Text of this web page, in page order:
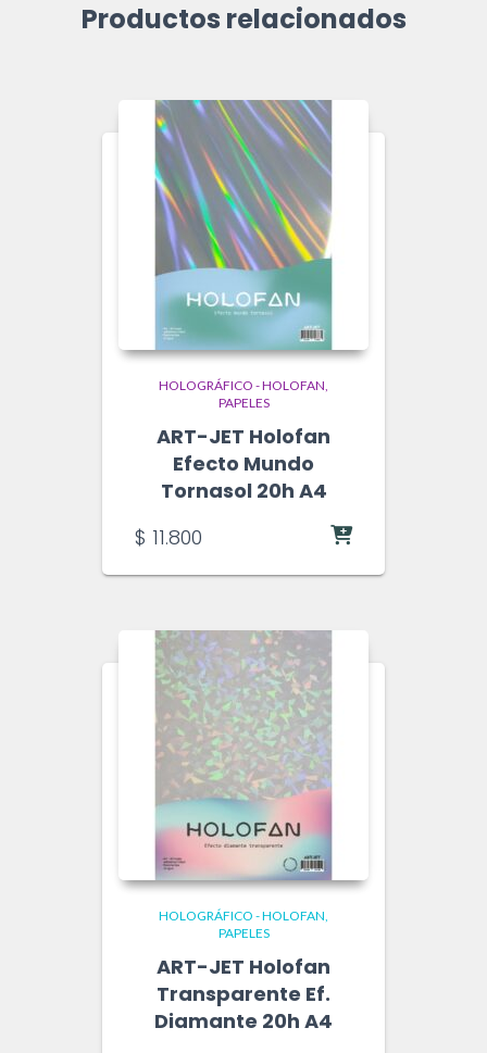
Productos relacionados
HOLOGRÁFICO - HOLOFAN
PAPELES
ART-JET Holofan
Efecto Mundo
Tornasol 20h A4
$ 11.800
HOLOGRÁFICO - HOLOFAN
PAPELES
ART-JET Holofan
Transparente Ef.
Diamante 20h A4